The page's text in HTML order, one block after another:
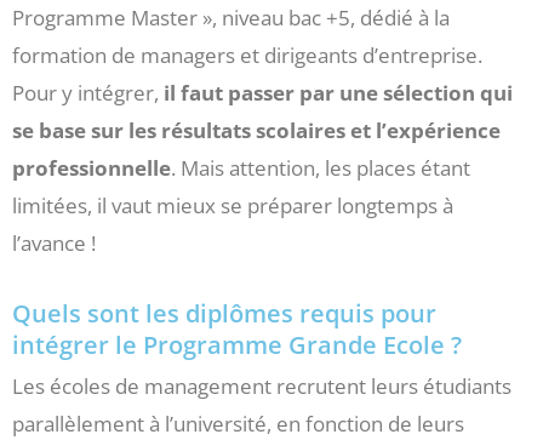
Programme Master », niveau bac +5, dédié à la
formation de managers et dirigeants d’entreprise.
Pour y intégrer, il faut passer par une sélection qui
se base sur les résultats scolaires et l’expérience
professionnelle. Mais attention, les places étant
limitées, il vaut mieux se préparer longtemps à
l’avance !
Quels sont les diplômes requis pour
intégrer le Programme Grande Ecole ?
Les écoles de management recrutent leurs étudiants
parallèlement à l’université, en fonction de leurs